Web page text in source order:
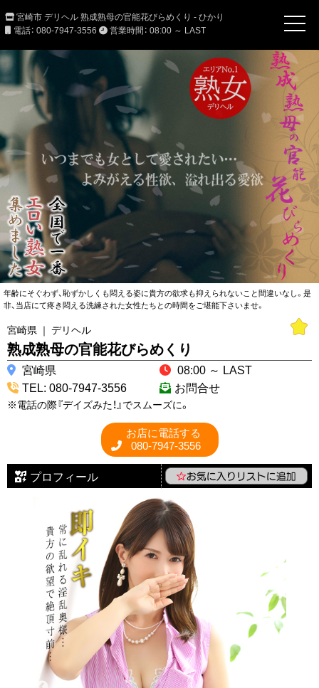
宮崎市 デリヘル 熟成熟母の官能花びらめくり - ひかり
電話： 080-7947-3556
営業時間： 08:00 ～ LAST
年齢にそぐわず、恥ずかしくも悶える姿に貴方の欲求も抑えられないこと間違いなし。是
非、当店にて疼き悶える洗練された女性たちとの時間をご堪能下さいませ。
宮崎県 ｜ デリヘル
熟成熟母の官能花びらめくり
宮崎県
08:00 ～ LAST
TEL: 080-7947-3556
お問合せ
※電話の際『デイズみた！』でスムーズに。
お店に電話する
080-7947-3556
プロフィール